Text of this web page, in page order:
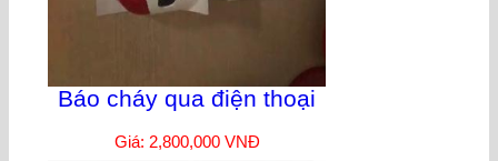
Báo cháy qua điện thoại
Giá: 2,800,000 VNĐ